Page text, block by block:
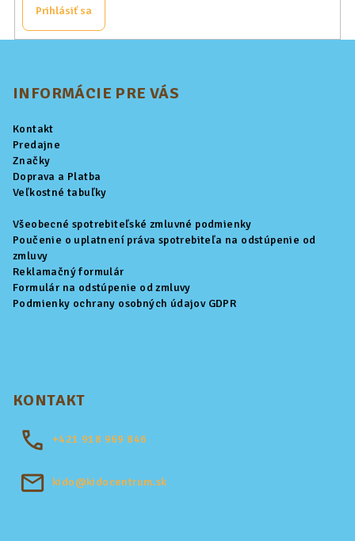
Prihlásiť sa
INFORMÁCIE PRE VÁS
Kontakt
Predajne
Značky
Doprava a Platba
Veľkostné tabuľky
Všeobecné spotrebiteľské zmluvné podmienky
Poučenie o uplatnení práva spotrebiteľa na odstúpenie od
zmluvy
Reklamačný formulár
Formulár na odstúpenie od zmluvy
Podmienky ochrany osobných údajov GDPR
KONTAKT
+421 918 969 846
kido@kidocentrum.sk